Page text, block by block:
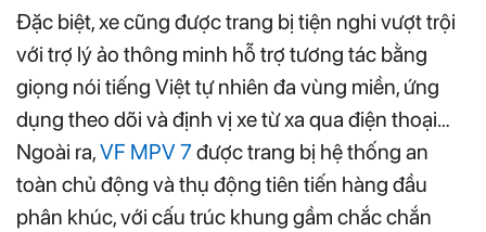
Đặc biệt, xe cũng được trang bị tiện nghi vượt trội
với trợ lý ảo thông minh hỗ trợ tương tác bằng
giọng nói tiếng Việt tự nhiên đa vùng miền, ứng
dụng theo dõi và định vị xe từ xa qua điện thoại…
Ngoài ra,VF MPV 7 được trang bị hệ thống an
toàn chủ động và thụ động tiên tiến hàng đầu
phân khúc, với cấu trúc khung gầm chắc chắn